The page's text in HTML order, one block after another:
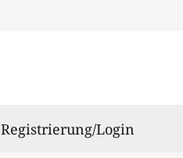
Registrierung/Login